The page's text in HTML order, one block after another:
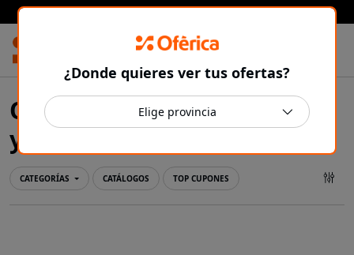
Prensa Ibérica
Ofertas y catálogos de Salud
y belleza en Huesca
CATEGORÍAS CATÁLOGOS TOP CUPONES
¿Donde quieres ver tus ofertas?